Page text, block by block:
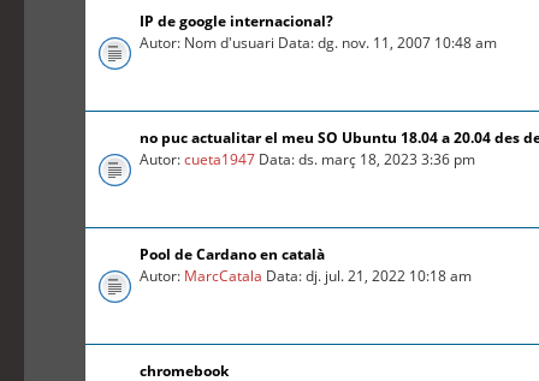
IP de google internacional?
Autor: Nom d'usuari Data: dg. nov. 11, 2007 10:48 am
no puc actualitar el meu SO Ubuntu 18.04 a 20.04 des
Autor:cueta1947 Data: ds. març 18, 2023 3:36 pm
Pool de Cardano en català
Autor: MarcCatala Data: dj. jul. 21, 2022 10:18 am
chromebook